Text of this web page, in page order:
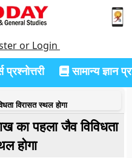
or Login
सामान्य ज्ञान
विरासत स्थल होगा
का पहला जैव विविधता
होगा